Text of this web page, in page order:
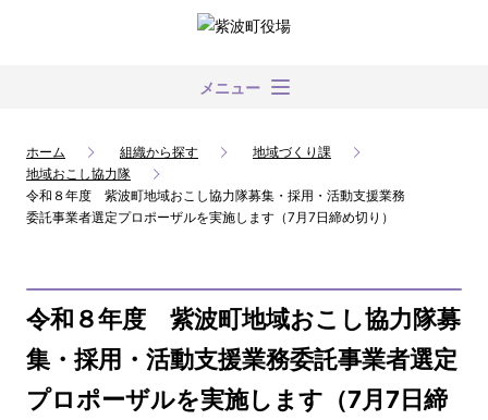
メニュー
ホーム 組織から探す
地域づくり課
地域おこし協力隊
令和８年度 紫波町地域おこし協力隊募集・採用・活動支援業務
委託事業者選定プロポーザルを実施します（7月7日締め切り）
令和８年度 紫波町地域おこし協力隊募
集・採用・活動支援業務委託事業者選定
プロポーザルを実施します（7月7日締